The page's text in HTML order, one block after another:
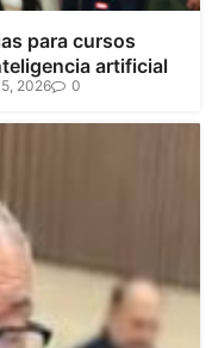
para cursos
artificial
2026 0